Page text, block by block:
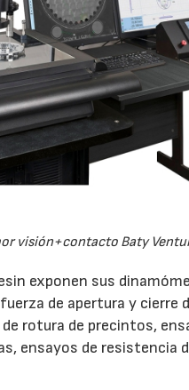
visión+contacto Baty
exponen sus
de apertura y
rotura de precintos,
ensayos de resistencia